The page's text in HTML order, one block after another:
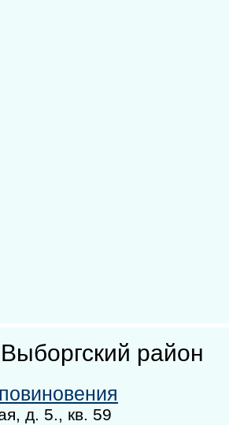
район
д. 5., кв. 59